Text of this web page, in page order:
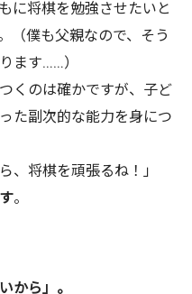
に将棋を勉強させたいと
（僕も父親なので、そう
ます……）
くのは確かですが、子ど
た副次的な能力を身につ
、将棋を頑張るね！」
。
から」。